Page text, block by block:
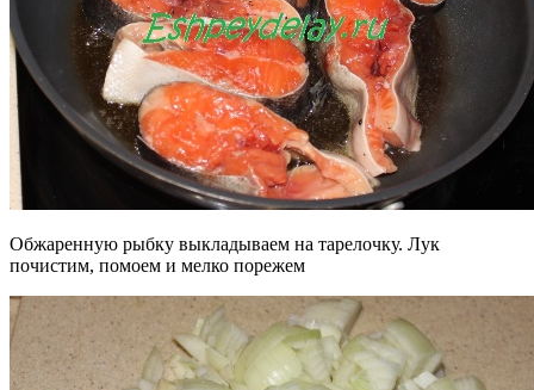
Обжаренную рыбку выкладываем на тарелочку. Лук
почистим, помоем и мелко порежем